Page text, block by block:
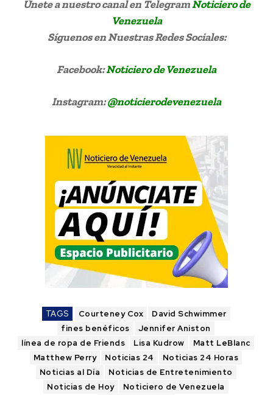
Únete a nuestro canal en TelegramNoticiero de
Venezuela
Síguenosen Nuestras Redes Sociales:
Facebook:Noticiero de Venezuela
Instagram:@noticierodevenezuela
TAGS Courteney Cox
David Schwimmer
fines benéficos
Jennifer Aniston
línea de ropa de Friends
Lisa Kudrow
Matt LeBlanc
Matthew Perry
Noticias 24
Noticias 24 Horas
Noticias al Día
Noticias de Entretenimiento
Noticias de Hoy
Noticiero de Venezuela